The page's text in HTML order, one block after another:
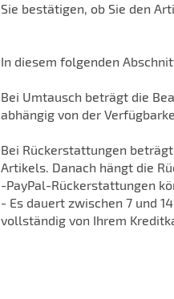
Sie bestätigen, ob Sie den
In diesem folgenden
Bei Umtausch beträgt die
abhängig von der
Bei Rückerstattungen
Artikels. Danach hängt die
-PayPal-Rückerstattungen
- Es dauert zwischen 7 und
vollständig von Ihrem